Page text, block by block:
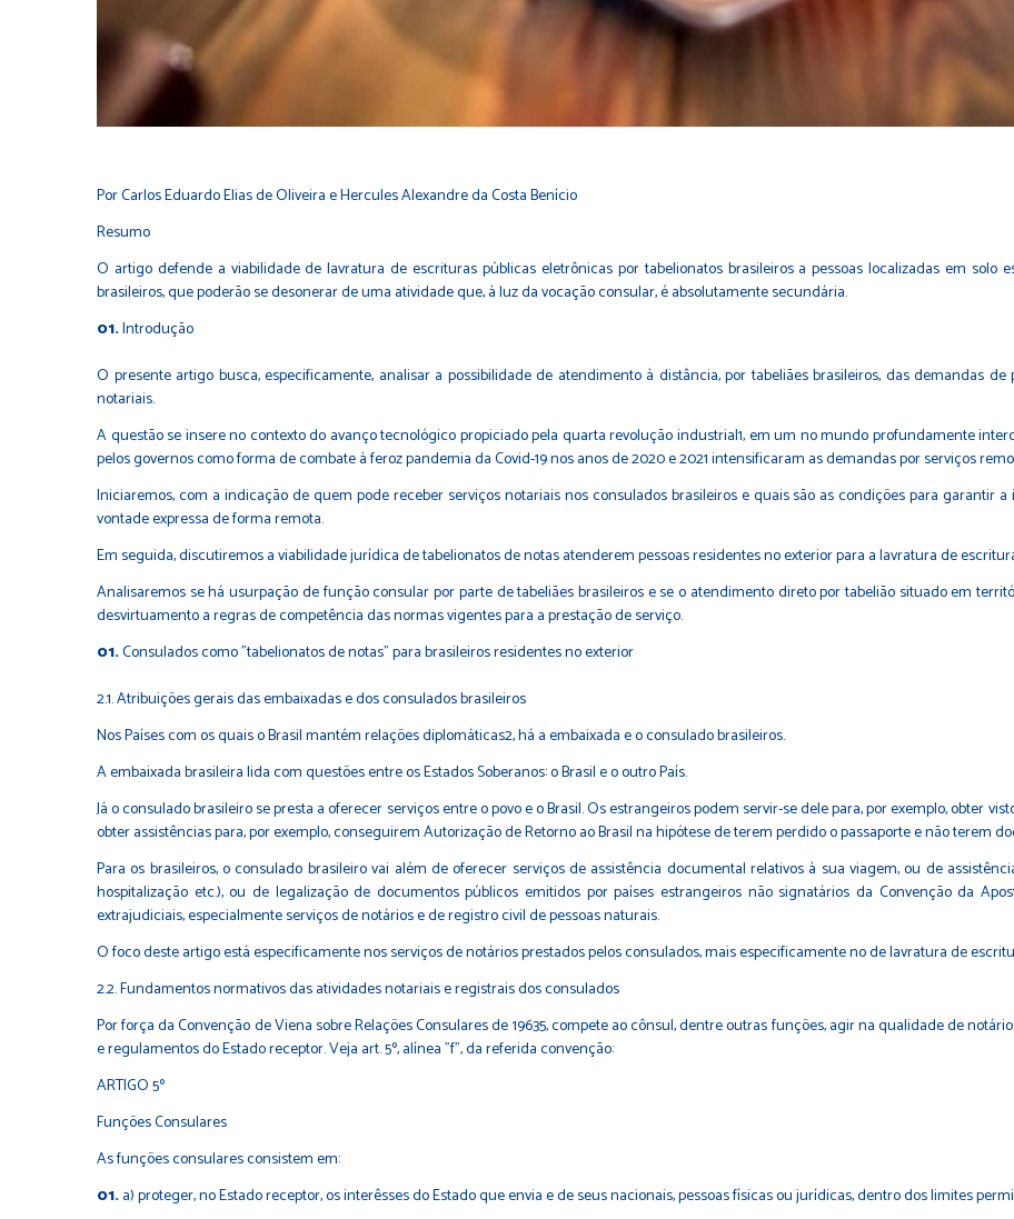
Por Carlos Eduardo Elias de Oliveira e Hercules Alexandre da Costa Benício
Resumo
O artigo defende a viabilidade de lavratura de escrituras públicas eletrônicas por tabelionatos brasileiros a pessoas localizadas em solo
brasileiros, que poderão se desonerar de uma atividade que, à luz da vocação consular, é absolutamente secundária.
Introdução
O presente artigo busca, especificamente, analisar a possibilidade de atendimento à distância, por tabeliães brasileiros, das demandas
notariais.
A questão se insere no contexto do avanço tecnológico propiciado pela quarta revolução industrial1, em um no mundo profundamente
pelos governos como forma de combate à feroz pandemia da Covid-19 nos anos de 2020 e 2021 intensificaram as demandas por serviços
Iniciaremos, com a indicação de quem pode receber serviços notariais nos consulados brasileiros e quais são as condições para
vontade expressa de forma remota.
Em seguida, discutiremos a viabilidade jurídica de tabelionatos de notas atenderem pessoas residentes no exterior para a lavratura de
Analisaremos se há usurpação de função consular por parte de tabeliães brasileiros e se o atendimento direto por tabelião situado em
desvirtuamento a regras de competência das normas vigentes para a prestação de serviço.
Consulados como "tabelionatos de notas" para brasileiros residentes no exterior
2.1. Atribuições gerais das embaixadas e dos consulados brasileiros
Nos Países com os quais o Brasil mantém relações diplomáticas2, há a embaixada e o consulado brasileiros.
A embaixada brasileira lida com questões entre os Estados Soberanos: o Brasil e o outro País.
Já o consulado brasileiro se presta a oferecer serviços entre o povo e o Brasil. Os estrangeiros podem servir-se dele para, por exemplo, obter
obter assistências para, por exemplo, conseguirem Autorização de Retorno ao Brasil na hipótese de terem perdido o passaporte e não terem
Para os brasileiros, o consulado brasileiro vai além de oferecer serviços de assistência documental relativos à sua viagem, ou de
hospitalização etc.), ou de legalização de documentos públicos emitidos por países estrangeiros não signatários da Convenção da
extrajudiciais, especialmente serviços de notários e de registro civil de pessoas naturais.
O foco deste artigo está especificamente nos serviços de notários prestados pelos consulados, mais especificamente no de lavratura de
2.2. Fundamentos normativos das atividades notariais e registrais dos consulados
Por força da Convenção de Viena sobre Relações Consulares de 19635, compete ao cônsul, dentre outras funções, agir na qualidade de
e regulamentos do Estado receptor. Veja art. 5º, alínea "f", da referida convenção:
ARTIGO 5º
Funções Consulares
As funções consulares consistem em:
a) proteger, no Estado receptor, os interêsses do Estado que envia e de seus nacionais, pessoas físicas ou jurídicas, dentro dos limites